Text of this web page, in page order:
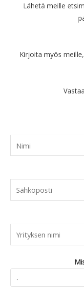
Lähetä meille
Kirjoita myös